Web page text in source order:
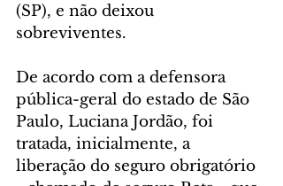
(SP), e não deixou
sobreviventes.
De acordo com a defensora
pública-geral do estado de São
Paulo, Luciana Jordão, foi
tratada, inicialmente, a
liberação do seguro obrigatório